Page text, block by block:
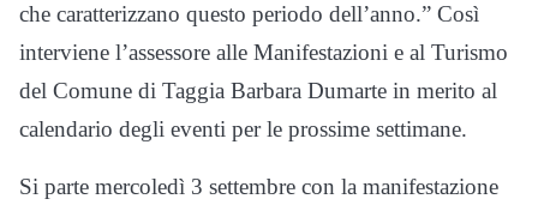
che caratterizzano questo periodo dell’anno.” Così
interviene l’assessore alle Manifestazioni e al Turismo
del Comune di Taggia Barbara Dumarte in merito al
calendario degli eventi per le prossime settimane.
Si parte mercoledì 3 settembre con la manifestazione